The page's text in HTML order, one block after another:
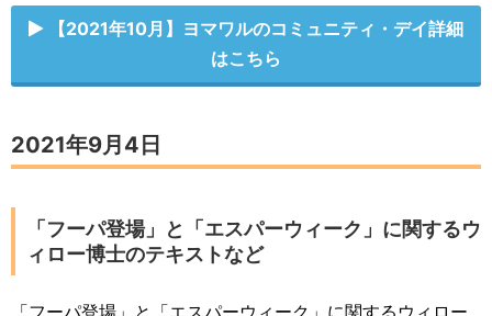
【2021年10月】ヨマワルのコミュニティ・デイ詳細
はこちら
2021年9月4日
「フーパ登場」と「エスパーウィーク」に関するウ
ィロー博士のテキストなど